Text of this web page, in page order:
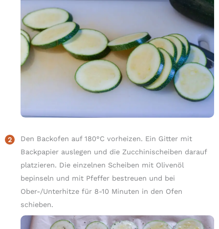
Den Backofen auf 180°C vorheizen. Ein Gitter mit
Backpapier auslegen und die Zucchinischeiben darauf
platzieren. Die einzelnen Scheiben mit Olivenöl
bepinseln und mit Pfeffer bestreuen und bei
Ober-/Unterhitze für 8-10 Minuten in den Ofen
schieben.